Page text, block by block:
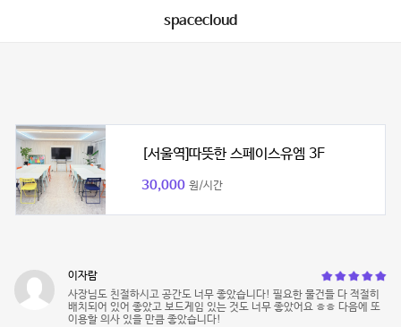
spacecloud
[서울역]따뜻한 스페이스유엠 3F
30,000 원/시간
이자람
사장님도 친절하시고 공간도 너무 좋았습니다! 필요한 물건들 다 적절히
배치되어 있어 좋았고 보드게임 있는 것도 너무 좋았어요 ㅎㅎ 다음에 또
이용할 의사 있을 만큼 좋았습니다!